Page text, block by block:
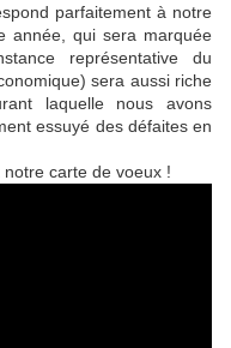
parfaitement à notre
année, qui sera marquée
représentative du
sera aussi riche
laquelle nous avons
essuyé des défaites en
carte de voeux !